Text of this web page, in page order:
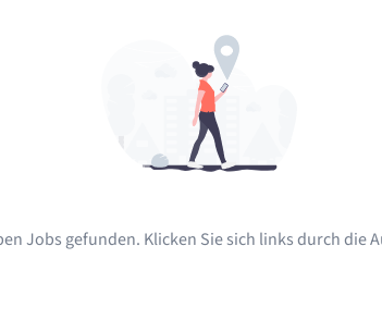
Jobs gefunden. Klicken Sie sich links durch die